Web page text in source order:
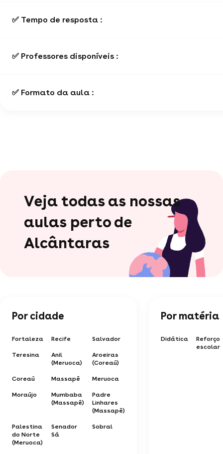
✅ Tempo de resposta :
✅ Professores disponíveis :
✅ Formato da aula :
Veja todas as nossas
aulas perto de
Alcântaras
Por cidade
Fortaleza Recife Salvador
Teresina
Anil
(Meruoca)
Aroeiras
(Coreaú)
Coreaú Massapê Meruoca
Moraújo
Mumbaba
(Massapê)
Padre
Linhares
(Massapê)
Palestina
do Norte
(Meruoca)
Senador
Sá
Sobral
Por matéria
Didática
Reforço
escolar